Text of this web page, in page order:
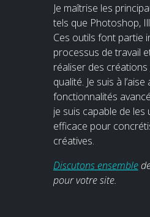
Je maîtrise les
tels que Photoshop,
Ces outils font partie
processus de travail
réaliser des
qualité. Je suis à l’aise
fonctionnalités
je suis capable de les
efficace pour
créatives.
Discutons ensemble
pour votre site.